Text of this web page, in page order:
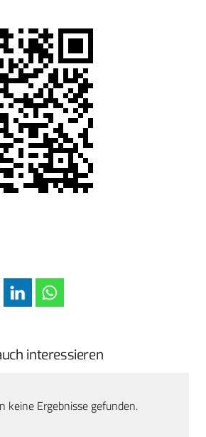
interessieren
keine Ergebnisse gefunden.